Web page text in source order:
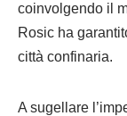
coinvolgendo il
Rosic ha
città confinaria.
A sugellare